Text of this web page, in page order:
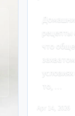
рецепты
что
то, …
Apr 14, 2026